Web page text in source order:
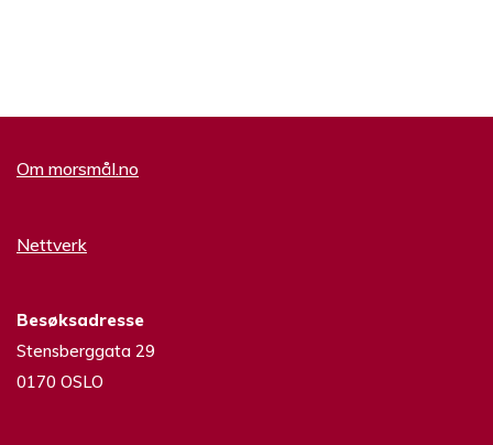
Om morsmål.no
Nettverk
Besøksadresse
Stensberggata 29
0170 OSLO